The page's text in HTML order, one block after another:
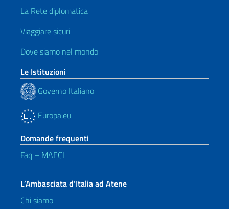
La Rete diplomatica
Viaggiare sicuri
Dove siamo nel mondo
Le Istituzioni
Governo Italiano
Europa.eu
Domande frequenti
Faq – MAECI
L’Ambasciata d’Italia ad Atene
Chi siamo